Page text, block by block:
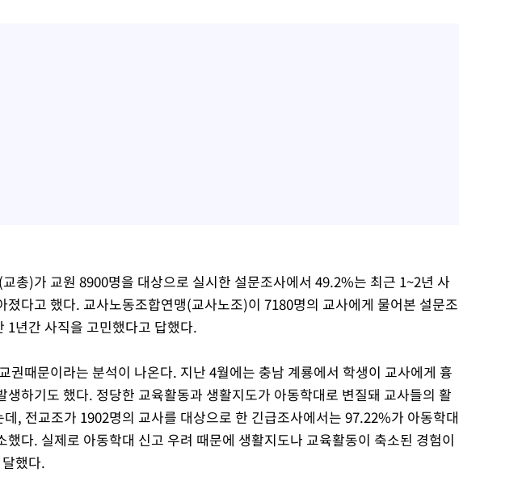
총)가 교원 8900명을 대상으로 실시한 설문조사에서 49.2%는 최근 1~2년 사
졌다고 했다. 교사노동조합연맹(교사노조)이 7180명의 교사에게 물어본 설문조
1년간 사직을 고민했다고 답했다.
권때문이라는 분석이 나온다. 지난 4월에는 충남 계룡에서 학생이 교사에게 흉
생하기도 했다. 정당한 교육활동과 생활지도가 아동학대로 변질돼 교사들의 활
, 전교조가 1902명의 교사를 대상으로 한 긴급조사에서는 97.22%가 아동학대
했다. 실제로 아동학대 신고 우려 때문에 생활지도나 교육활동이 축소된 경험이
했다.